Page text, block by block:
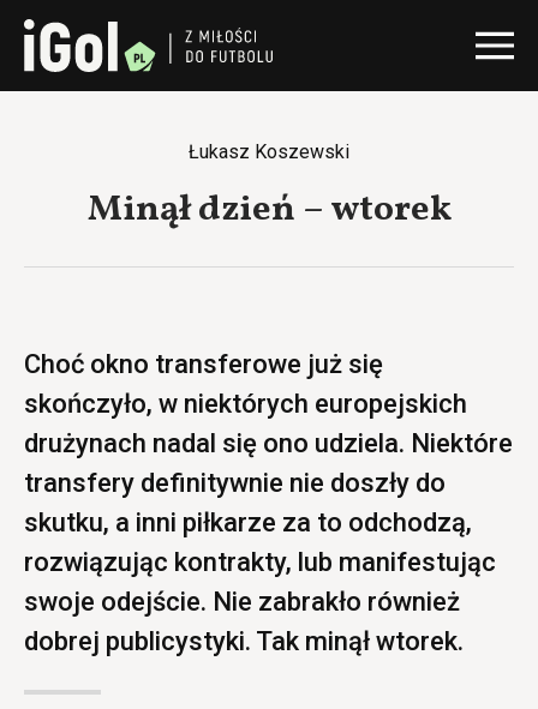
Łukasz Koszewski
Minął dzień – wtorek
Choć okno transferowe już się
skończyło, w niektórych europejskich
drużynach nadal się ono udziela. Niektóre
transfery definitywnie nie doszły do
skutku, a inni piłkarze za to odchodzą,
rozwiązując kontrakty, lub manifestując
swoje odejście. Nie zabrakło również
dobrej publicystyki. Tak minął wtorek.